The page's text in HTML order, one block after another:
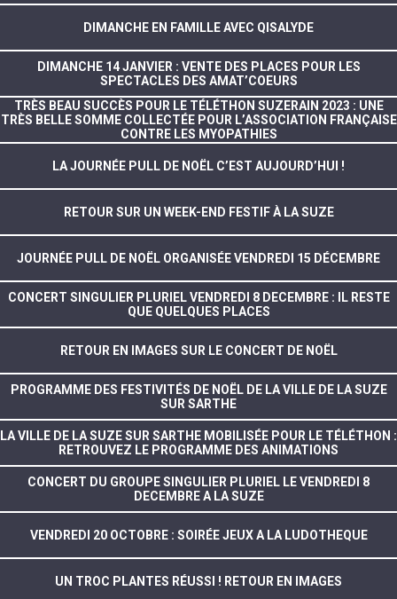
DIMANCHE EN FAMILLE AVEC QISALYDE
DIMANCHE 14 JANVIER : VENTE DES PLACES POUR LES
SPECTACLES DES AMAT’COEURS
TRÈS BEAU SUCCÈS POUR LE TÉLÉTHON SUZERAIN 2023 : UNE
TRÈS BELLE SOMME COLLECTÉE POUR L’ASSOCIATION FRANÇAISE
CONTRE LES MYOPATHIES
LA JOURNÉE PULL DE NOËL C’EST AUJOURD’HUI !
RETOUR SUR UN WEEK-END FESTIF À LA SUZE
JOURNÉE PULL DE NOËL ORGANISÉE VENDREDI 15 DÉCEMBRE
CONCERT SINGULIER PLURIEL VENDREDI 8 DECEMBRE : IL RESTE
QUE QUELQUES PLACES
RETOUR EN IMAGES SUR LE CONCERT DE NOËL
PROGRAMME DES FESTIVITÉS DE NOËL DE LA VILLE DE LA SUZE
SUR SARTHE
LA VILLE DE LA SUZE SUR SARTHE MOBILISÉE POUR LE TÉLÉTHON :
RETROUVEZ LE PROGRAMME DES ANIMATIONS
CONCERT DU GROUPE SINGULIER PLURIEL LE VENDREDI 8
DECEMBRE A LA SUZE
VENDREDI 20 OCTOBRE : SOIRÉE JEUX A LA LUDOTHEQUE
UN TROC PLANTES RÉUSSI ! RETOUR EN IMAGES